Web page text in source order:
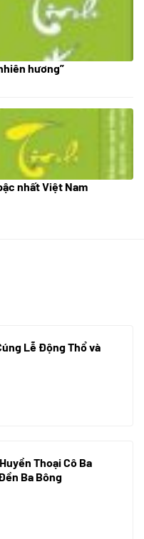
hương”
nhất Việt Nam
Lễ Động Thổ và
Thoại Cô Ba
Ba Bông